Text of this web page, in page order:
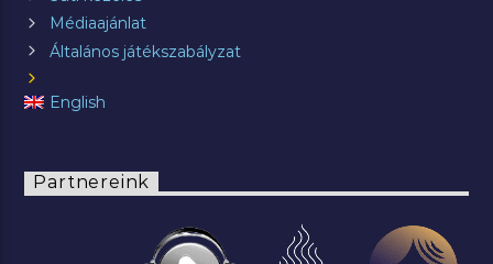
Médiaajánlat
Általános játékszabályzat
English
Partnereink